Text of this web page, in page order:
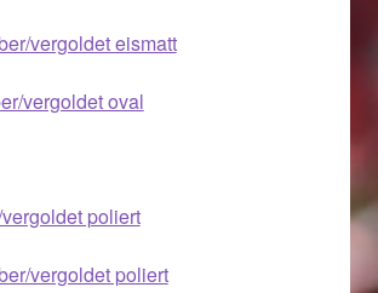
zu Fasching & Co.
zu Halloween
vergoldet eismatt
vergoldet oval
poliert
vergoldet poliert